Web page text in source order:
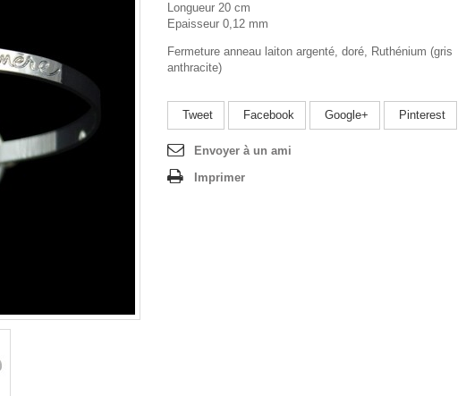
Longueur 20 cm
Epaisseur 0,12 mm
Fermeture anneau laiton argenté, doré, Ruthénium (gris
anthracite)
Tweet Facebook Google+ Pinterest
Envoyer à un ami
Imprimer